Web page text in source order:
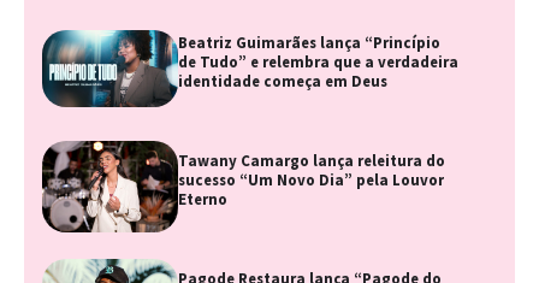
Beatriz Guimarães lança “Princípio
de Tudo” e relembra que a verdadeira
identidade começa em Deus
Tawany Camargo lança releitura do
sucesso “Um Novo Dia” pela Louvor
Eterno
Pagode Restaura lança “Pagode do